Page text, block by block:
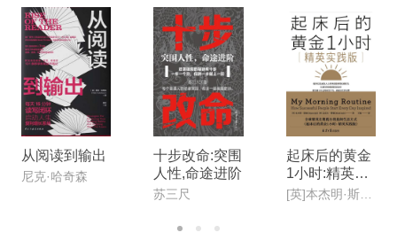
从阅读到输出
尼克·哈奇森
十步改命:突围
人性,命途进阶
苏三尺
起床后的黄金
1小时:精英实
践版
[英]本杰明·斯帕(Benjamin Spall),[德]迈克尔·赞德(Michael Xander)